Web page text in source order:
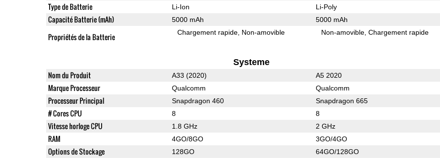
Type de Batterie Li-Ion Li-Poly
Capacité Batterie (mAh) 5000 mAh 5000 mAh
Propriétés de la Batterie Chargement rapide Non-amovible Non-amovible Chargement rapide
Systeme
Nom du Produit A33 (2020) A5 2020
Marque Processeur Qualcomm Qualcomm
Processeur Principal Snapdragon 460 Snapdragon 665
# Cores CPU 8 8
Vitesse horloge CPU 1.8 GHz 2 GHz
RAM 4GO/8GO 3GO/4GO
Options de Stockage 128GO 64GO/128GO